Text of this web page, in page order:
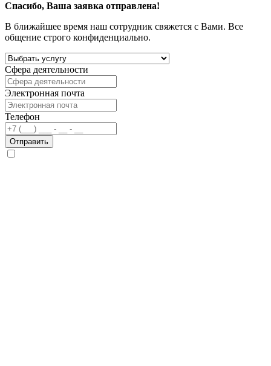
Спасибо, Ваша заявка отправлена!
В ближайшее время наш сотрудник свяжется с Вами. Все
общение строго конфиденциально.
Сфера деятельности
Электронная почта
Телефон
Отправить